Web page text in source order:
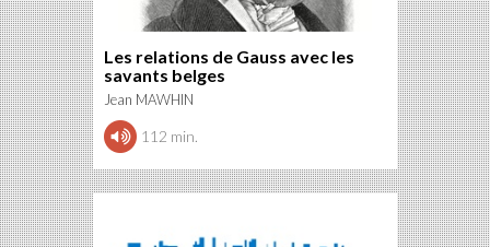
Les relations de Gauss avec les
savants belges
Jean MAWHIN
112 min.